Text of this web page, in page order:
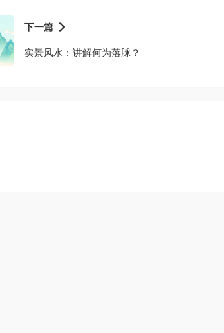
下一篇
实景风水：讲解何为落脉？